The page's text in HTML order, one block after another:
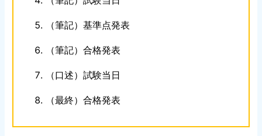
（筆記）基準点発表
（筆記）合格発表
（口述）試験当日
（最終）合格発表